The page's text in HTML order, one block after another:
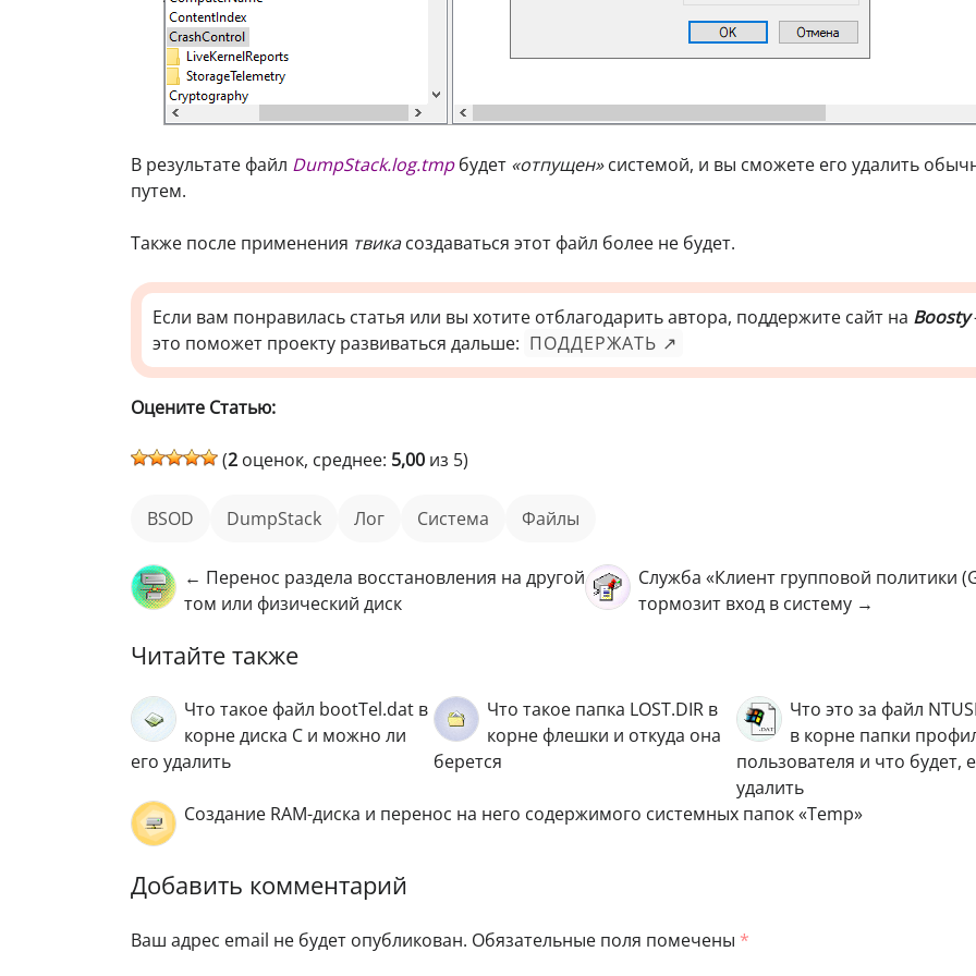
В результате файл DumpStack.log.tmpбудет «отпущен»системой, и вы сможете его удалить
путем.
Также после применения твикасоздаваться этот файл более не будет.
Если вам понравилась статья или вы хотите отблагодарить автора, поддержите сайт на Boosty
это поможет проекту развиваться дальше: ПОДДЕРЖАТЬ ↗
Оцените Статью:
(2 оценок, среднее: 5,00 из 5)
BSOD DumpStack лог Система файлы
← Перенос раздела восстановления на другой
том или физический диск
Служба «Клиент групповой политики
тормозит вход в систему →
Читайте также
Что такое файл bootTel.dat в
корне диска C и можно ли
его удалить
Что такое папка LOST.DIR в
корне флешки и откуда она
берется
Что это за файл
в корне папки
пользователя и что будет,
удалить
Создание RAM-диска и перенос на него содержимого системных папок «Temp»
Добавить комментарий
Ваш адрес email не будет опубликован. Обязательные поля помечены *